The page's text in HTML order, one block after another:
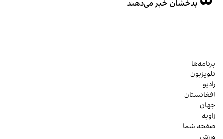
بدخشان خبر می‌دهند
برنامه‌ها
تلویزیون
رادیو
افغانستان
جهان
زاویه
صفحه شما
ورزش